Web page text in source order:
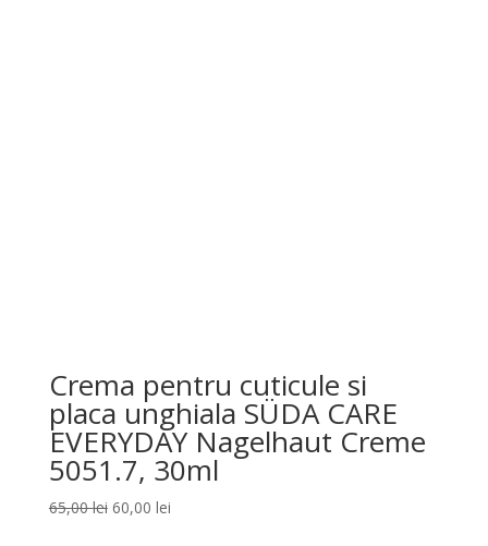
Crema pentru cuticule si
placa unghiala SÜDA CARE
EVERYDAY Nagelhaut Creme
5051.7, 30ml
65,00lei Prețul
60,00 leiPrețul